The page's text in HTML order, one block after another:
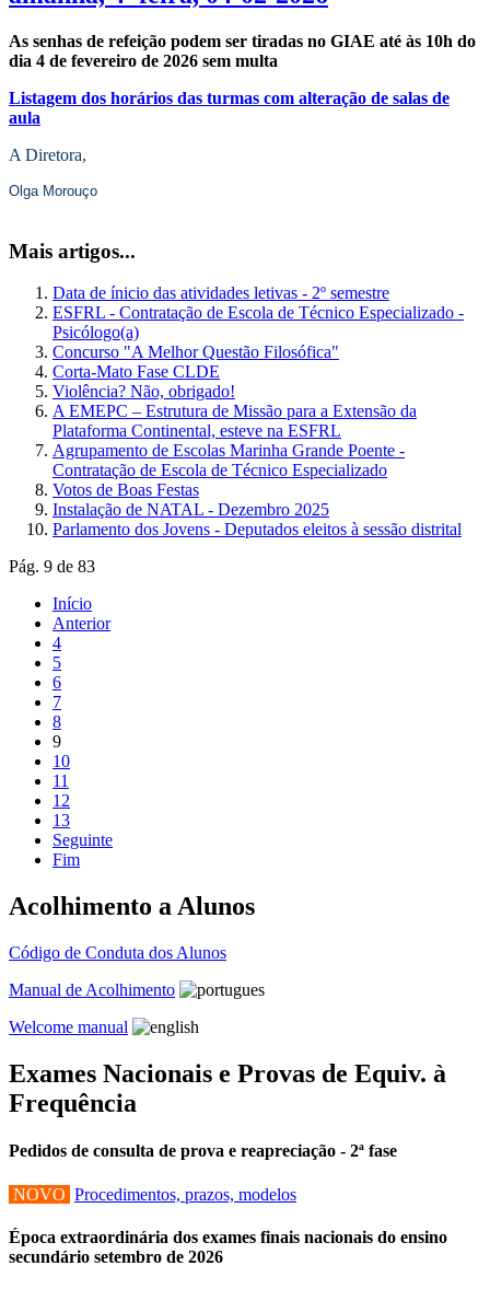
As senhas de refeição podem ser tiradas no GIAE até às 10h do
dia 4 de fevereiro de 2026 sem multa
Listagem dos horários das turmas com alteração de salas de
aula
A Diretora,
Olga Morouço
Mais artigos...
Data de ínicio das atividades letivas - 2º semestre
ESFRL - Contratação de Escola de Técnico Especializado -
Psicólogo(a)
Concurso "A Melhor Questão Filosófica"
Corta-Mato Fase CLDE
Violência? Não, obrigado!
A EMEPC – Estrutura de Missão para a Extensão da
Plataforma Continental, esteve na ESFRL
Agrupamento de Escolas Marinha Grande Poente -
Contratação de Escola de Técnico Especializado
Votos de Boas Festas
Instalação de NATAL - Dezembro 2025
Parlamento dos Jovens - Deputados eleitos à sessão distrital
Pág. 9 de 83
Início
Anterior
4
5
6
7
8
9
10
11
12
13
Seguinte
Fim
Acolhimento a Alunos
Código de Conduta dos Alunos
Manual de Acolhimento
Welcome manual
Exames Nacionais e Provas de Equiv. à
Frequência
Pedidos de consulta de prova e reapreciação - 2ª fase
NOVO Procedimentos, prazos, modelos
Época extraordinária dos exames finais nacionais do ensino
secundário setembro de 2026